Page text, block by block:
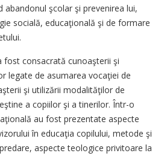
abandonul şcolar şi prevenirea lui,
socială, educaţională şi de formare
fost consacrată cunoaşterii şi
legate de asumarea vocaţiei de
şi utilizării modalităţilor de
a copiilor şi a tinerilor. Într-o
au fost prezentate aspecte
în educaţia copilului, metode şi
aspecte teologice privitoare la